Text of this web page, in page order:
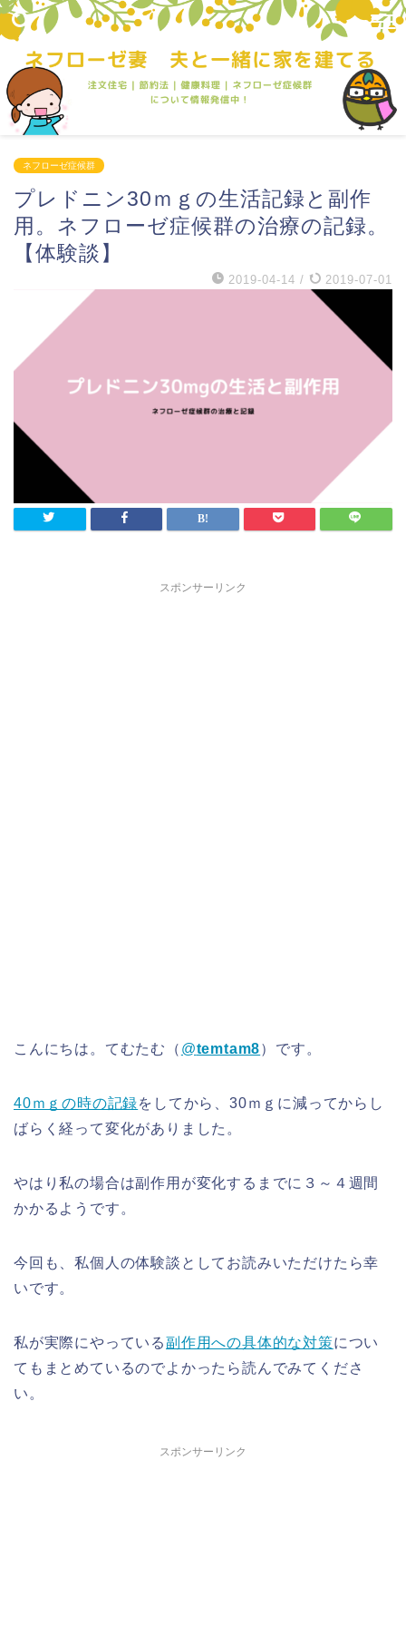
ネフローゼ症候群
プレドニン30ｍｇの生活記録と副作
用。ネフローゼ症候群の治療の記録。
【体験談】
2019-04-14 / 2019-07-01
スポンサーリンク
こんにちは。てむたむ（ @temtam8）です。
40ｍｇの時の記録をしてから、30ｍｇに減ってからし
ばらく経って変化がありました。
やはり私の場合は副作用が変化するまでに３～４週間
かかるようです。
今回も、私個人の体験談としてお読みいただけたら幸
いです。
私が実際にやっている副作用への具体的な対策につい
てもまとめているのでよかったら読んでみてくださ
い。
スポンサーリンク